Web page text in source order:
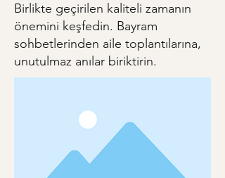
Birlikte geçirilen kaliteli zamanın
önemini keşfedin. Bayram
sohbetlerinden aile toplantılarına,
unutulmaz anılar biriktirin.